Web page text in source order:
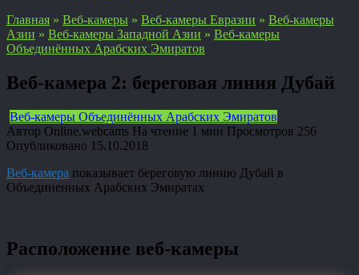
Главная » Веб-камеры » Веб-камеры Евразии » Веб-камеры
Азии » Веб-камеры Западной Азии » Веб-камеры
Объединённых Арабских Эмиратов
Веб-камера 2: береговая линия Дубай
Веб-камеры Объединённых Арабских Эмиратов
Автор Online.webcams На чтение 1 мин Просмотров 256
Опубликовано 15.10.2018
Веб-камера показывает береговую линию Дубай в
Объединенных Арабских Эмиратах
Расположение веб-камеры